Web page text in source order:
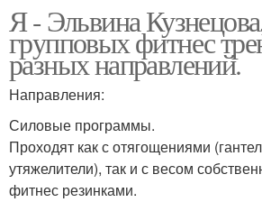
Я - Эльвина
групповых фитнес
разных направлений.
Направления:
Силовые программы.
Проходят как с отягощениями
утяжелители), так и с весом
фитнес резинками.